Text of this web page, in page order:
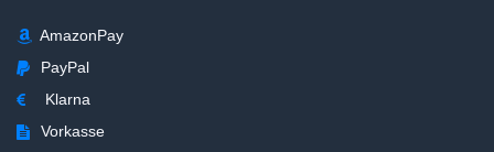
AmazonPay
PayPal
Klarna
Vorkasse